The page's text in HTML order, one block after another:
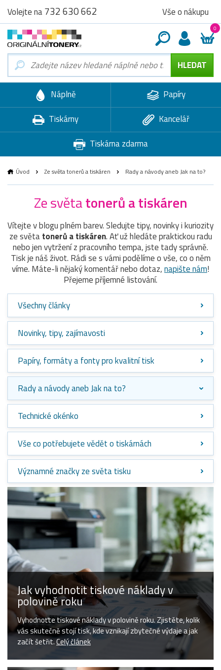
Volejte na732 630 662 Vše o nákupu
0
Náplně
Papíry
Tiskárny
Kancelář
Tiskárna zdarma
Úvod Ze světa tonerů a tiskáren Rady a návody aneb Jak na to?
Ze světatonerů a tiskáren
Vítejte v blogu plném barev. Sledujte tipy, novinky i kuriozity
ze světatonerů a tiskáren. Ať už hledáte praktickou radu
nebo jen vytržení z pracovního tempa, jste tady správně.
Tisk je náš život. Rádi se s vámi podělíme o vše, co o něm
víme. Máte-li nějaký komentář nebo dotaz,napište nám!
Přejeme příjemné listování.
Všechny články
Novinky, tipy, zajímavosti
Papíry, formáty a fonty pro kvalitní tisk
Rady a návody aneb Jak na to?
Technické okénko
Vše co potřebujete vědět o tiskárnách
Významné značky ze světa tisku
Jak vyhodnotit tiskové náklady v
polovině roku
Vyhodnoťte tiskové náklady v polovině roku. Zjistěte, kolik
vás skutečně stojí tisk, kde vznikají zbytečné výdaje a jak
začít šetřit.Celý článek